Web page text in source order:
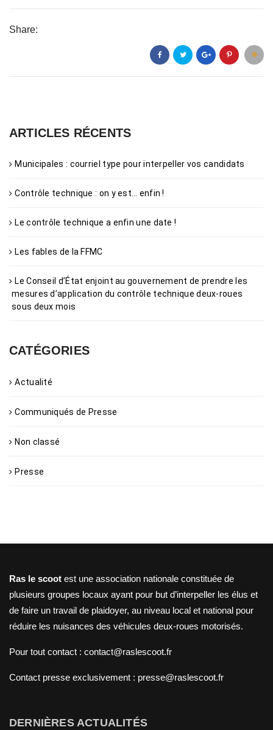
Share:
ARTICLES RÉCENTS
Municipales : courriel type pour interpeller vos candidats
Contrôle technique : on y est… enfin !
Le contrôle technique a enfin une date !
Les fables de la FFMC
Le Conseil d’État enjoint au gouvernement de prendre les
mesures d’application du contrôle technique deux-roues
sous deux mois
CATÉGORIES
Actualité
Communiqués de Presse
Non classé
Presse
Ras le scoot est une association nationale constituée de
plusieurs groupes locaux ayant pour but d’interpeller les élus et
de faire un travail de plaidoyer, au niveau local et national pour
réduire les nuisances des véhicules deux-roues motorisés.
Pour tout contact : contact@raslescoot.fr
Contact presse exclusivement : presse@raslescoot.fr
DERNIÈRES ACTUALITÉS